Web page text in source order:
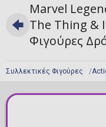
Συλλεκτικές Φιγούρες
Marvel
The Thing &
Φιγούρες